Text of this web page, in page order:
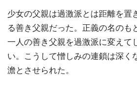
少女の父親は過激派とは距離を置
る善き父親だった。正義の名のも
一人の善き父親を過激派に変えて
い。こうして憎しみの連鎖は深く
澹とさせられた。